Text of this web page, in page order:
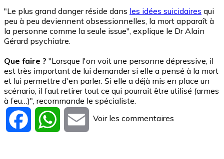
"Le plus grand danger réside dans les idées suicidaires qui
peu à peu deviennent obsessionnelles, la mort apparaît à
la personne comme la seule issue", explique le Dr Alain
Gérard psychiatre.
Que faire ? "Lorsque l'on voit une personne dépressive, il
est très important de lui demander si elle a pensé à la mort
et lui permettre d'en parler. Si elle a déjà mis en place un
scénario, il faut retirer tout ce qui pourrait être utilisé (armes
à feu…)", recommande le spécialiste.
Facebook WhatsApp
Email
Voir les commentaires